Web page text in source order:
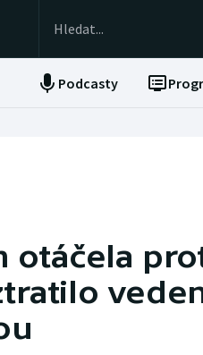
Podcasty
NEPŘEHLÉDNĚTE
AZ kvíz
otáčela